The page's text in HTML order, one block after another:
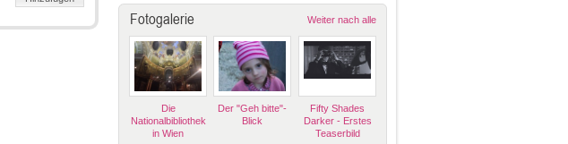
Fotogalerie Weiter nach alle
Die
Nationalbibliothek
in Wien
Der "Geh bitte"-
Blick
Fifty Shades
Darker - Erstes
Teaserbild